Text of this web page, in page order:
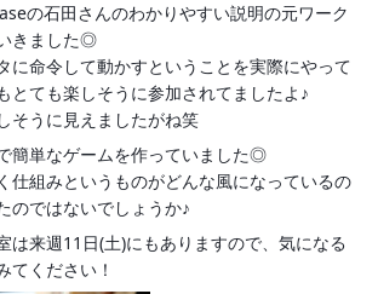
の石田さんのわかりやすい説明の元ワーク
きました◎
に命令して動かすということを実際にやって
とても楽しそうに参加されてましたよ♪
そうに見えましたがね笑
簡単なゲームを作っていました◎
仕組みというものがどんな風になっているの
のではないでしょうか♪
は来週11日(土)にもありますので、気になる
てください！